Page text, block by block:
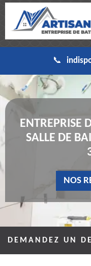
ENTREPRISE
SALLE DE
NOS
DEMANDEZ UN